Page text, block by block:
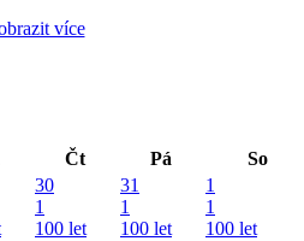
více
Čt Pá
So
30
1
100 let
31
1
100 let
1
1
100 let